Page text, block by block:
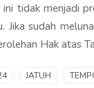
tidak menjadi
sudah
Hak atas
JATUH